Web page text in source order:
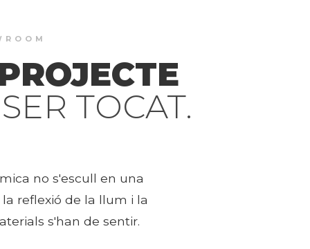
TOCAT.
no s'escull en una
reflexió de la llum i la
s'han de sentir.